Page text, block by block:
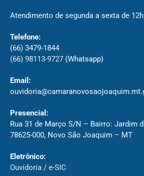
Atendimento de segunda a sexta de
Telefone:
(66) 3479-1844
(66) 98113-9727 (Whatsapp)
Email:
Presencial:
Rua 31 de Março S/N – Bairro: Jardim
78625-000, Novo São Joaquim – MT
Eletrônico:
Ouvidoria / e-SIC